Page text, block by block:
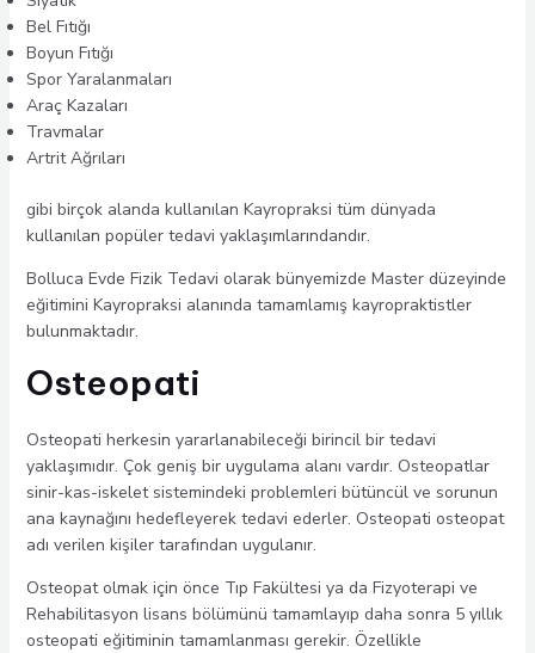
Bel Fıtığı
Boyun Fıtığı
Spor Yaralanmaları
Araç Kazaları
Travmalar
Artrit Ağrıları
gibi birçok alanda kullanılan Kayropraksi tüm dünyada
kullanılan popüler tedavi yaklaşımlarındandır.
Bolluca Evde Fizik Tedavi olarak bünyemizde Master düzeyinde
eğitimini Kayropraksi alanında tamamlamış kayropraktistler
bulunmaktadır.
Osteopati
Osteopati herkesin yararlanabileceği birincil bir tedavi
yaklaşımıdır. Çok geniş bir uygulama alanı vardır. Osteopatlar
sinir-kas-iskelet sistemindeki problemleri bütüncül ve sorunun
ana kaynağını hedefleyerek tedavi ederler. Osteopati osteopat
adı verilen kişiler tarafından uygulanır.
Osteopat olmak için önce Tıp Fakültesi ya da Fizyoterapi ve
Rehabilitasyon lisans bölümünü tamamlayıp daha sonra 5 yıllık
osteopati eğitiminin tamamlanması gerekir. Özellikle